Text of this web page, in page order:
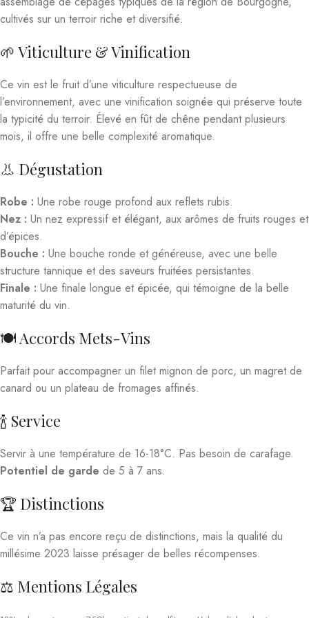
cultivés sur un terroir riche et diversifié.
🌱 Viticulture & Vinification
Ce vin est le fruit d’une viticulture respectueuse de
l’environnement, avec une vinification soignée qui préserve toute
la typicité du terroir. Élevé en fût de chêne pendant plusieurs
mois, il offre une belle complexité aromatique.
👃 Dégustation
Robe : Une robe rouge profond aux reflets rubis.
Nez : Un nez expressif et élégant, aux arômes de fruits rouges et
d’épices.
Bouche : Une bouche ronde et généreuse, avec une belle
structure tannique et des saveurs fruitées persistantes.
Finale : Une finale longue et épicée, qui témoigne de la belle
maturité du vin.
🍽️ Accords Mets-Vins
Parfait pour accompagner un filet mignon de porc, un magret de
canard ou un plateau de fromages affinés.
🍾 Service
Servir à une température de 16-18°C. Pas besoin de carafage.
Potentiel de garde de 5 à 7 ans.
🏆 Distinctions
Ce vin n’a pas encore reçu de distinctions, mais la qualité du
millésime 2023 laisse présager de belles récompenses.
⚖️ Mentions Légales